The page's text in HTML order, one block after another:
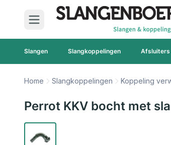
Ga naar de inhoud
Slangen Slangkoppelingen Afsluiters
Home Slangkoppelingen Koppeling
Perrot KKV bocht met